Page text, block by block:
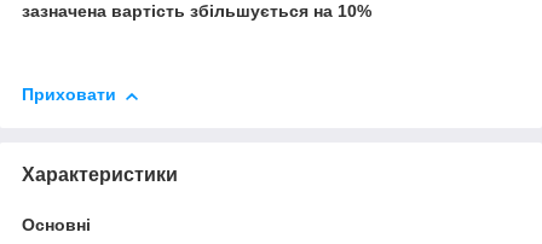
зазначена вартість збільшується на 10%
Приховати
Характеристики
Основні